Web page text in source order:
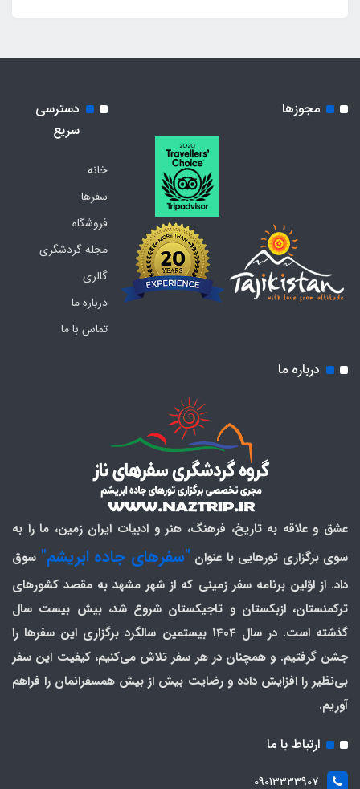
مجوزها
دسترسی
سریع
خانه
سفرها
فروشگاه
مجله گردشگری
گالری
درباره ما
تماس با ما
درباره ما
عشق و علاقه به تاریخ، فرهنگ، هنر و ادبیات ایران زمین، ما را به
سوی برگزاری تورهایی با عنوان "سفرهای جاده ابریشم" سوق
داد. از اوّلین برنامه سفر زمینی که از شهر مشهد به مقصد کشورهای
ترکمنستان، ازبکستان و تاجیکستان شروع شد، بیش بیست سال
گذشته است. در سال 1404 بیستمین سالگرد برگزاری این سفرها را
جشن گرفتیم. و همچنان در هر سفر تلاش می‌کنیم، کیفیت این سفر
بی‌نظیر را افزایش داده و رضایت بیش از بیش همسفرانمان را فراهم
آوریم.
ارتباط با ما
09013333907